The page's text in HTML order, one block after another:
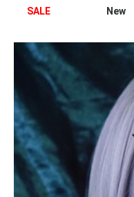
SALE New